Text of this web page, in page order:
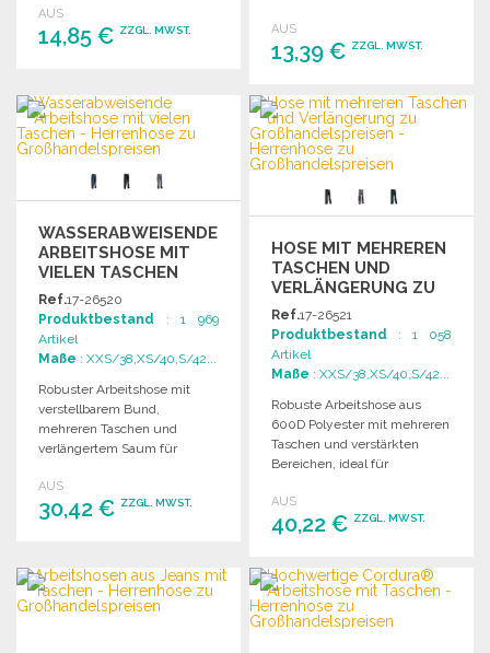
AUS
14,85 € ZZGL. MWST.
Angebot anfordern
AUS
13,39 € ZZGL. MWST.
BESTELLEN
Angebot anfordern
WASSERABWEISENDE
ARBEITSHOSE MIT
VIELEN TASCHEN
Ref.17-26520
Produktbestand : 1 969
Artikel
Maße : XXS/38,XS/40,S/42...
Robuster Arbeitshose mit
verstellbarem Bund,
mehreren Taschen und
verlängertem Saum für
Komfort.
AUS
30,42 € ZZGL. MWST.
Angebot anfordern
HOSE MIT MEHREREN
TASCHEN UND
VERLÄNGERUNG ZU
GROSSHANDELSPREISEN
Ref.17-26521
Produktbestand : 1 058
Artikel
Maße : XXS/38,XS/40,S/42...
Robuste Arbeitshose aus
600D Polyester mit mehreren
Taschen und verstärkten
Bereichen, ideal für
Aktivitäten.
AUS
40,22 € ZZGL. MWST.
BESTELLEN
Angebot anfordern